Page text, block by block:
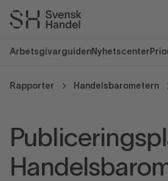
Arbetsgivarguiden Nyhetscenter
Rapporter Handelsbarometern